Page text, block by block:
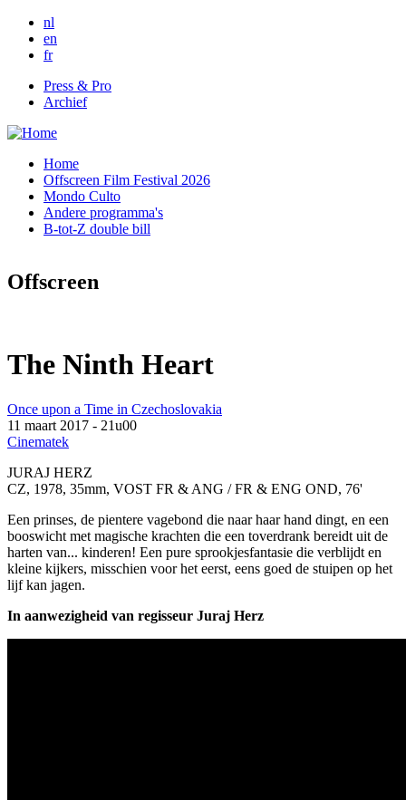
Skip to main content
nl
en
fr
Press & Pro
Archief
Home
Offscreen Film Festival 2026
Mondo Culto
Andere programma's
B-tot-Z double bill
Offscreen
The Ninth Heart
Once upon a Time in Czechoslovakia
11 maart 2017 - 21u00
Cinematek
JURAJ HERZ
CZ, 1978, 35mm, VOST FR & ANG / FR & ENG OND, 76'
Een prinses, de pientere vagebond die naar haar hand dingt, en een
booswicht met magische krachten die een toverdrank bereidt uit de
harten van... kinderen! Een pure sprookjesfantasie die verblijdt en
kleine kijkers, misschien voor het eerst, eens goed de stuipen op het
lijf kan jagen.
In aanwezigheid van regisseur Juraj Herz